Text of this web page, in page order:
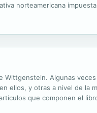
norteamericana
Algunas
ellos, y otras a nivel de la
que componen el